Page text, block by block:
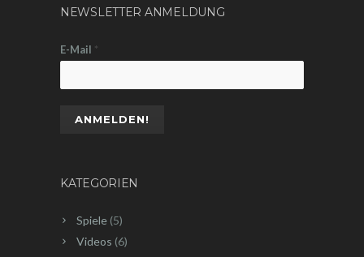
NEWSLETTER ANMELDUNG
E-Mail *
KATEGORIEN
Spiele (5)
Videos (6)